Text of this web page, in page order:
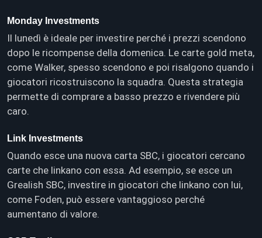
Monday Investments
Il lunedì è ideale per investire perché i prezzi scendono
dopo le ricompense della domenica. Le carte gold meta,
come Walker, spesso scendono e poi risalgono quando i
giocatori ricostruiscono la squadra. Questa strategia
permette di comprare a basso prezzo e rivendere più
caro.
Link Investments
Quando esce una nuova carta SBC, i giocatori cercano
carte che linkano con essa. Ad esempio, se esce un
Grealish SBC, investire in giocatori che linkano con lui,
come Foden, può essere vantaggioso perché
aumentano di valore.